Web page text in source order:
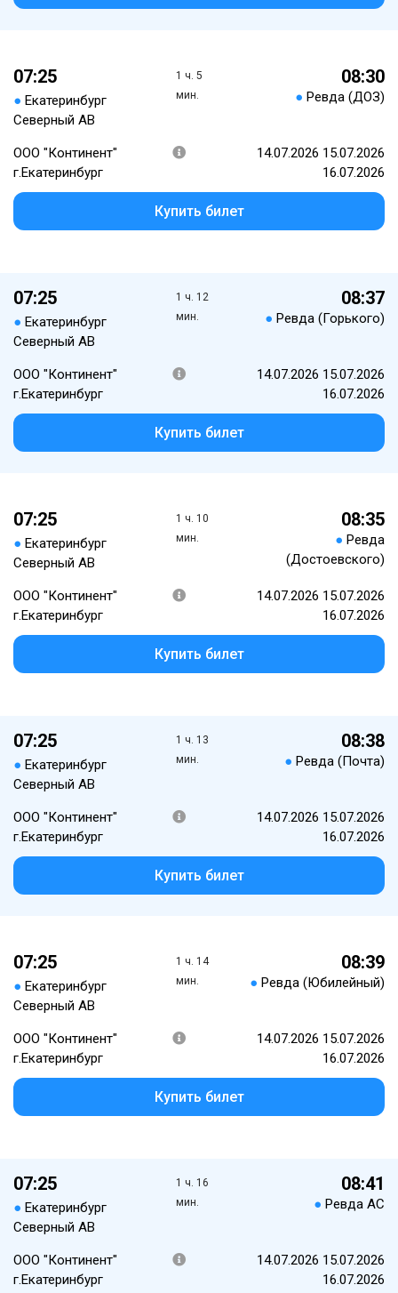
07:25
● Екатеринбург
Северный АВ
1 ч. 5
мин.
08:30
● Ревда (ДОЗ)
ООО "Континент"
г.Екатеринбург
14.07.2026 15.07.2026
16.07.2026
Купить билет
07:25
● Екатеринбург
Северный АВ
1 ч. 12
мин.
08:37
● Ревда (Горького)
ООО "Континент"
г.Екатеринбург
14.07.2026 15.07.2026
16.07.2026
Купить билет
07:25
● Екатеринбург
Северный АВ
1 ч. 10
мин.
08:35
● Ревда
(Достоевского)
ООО "Континент"
г.Екатеринбург
14.07.2026 15.07.2026
16.07.2026
Купить билет
07:25
● Екатеринбург
Северный АВ
1 ч. 13
мин.
08:38
● Ревда (Почта)
ООО "Континент"
г.Екатеринбург
14.07.2026 15.07.2026
16.07.2026
Купить билет
07:25
● Екатеринбург
Северный АВ
1 ч. 14
мин.
08:39
● Ревда (Юбилейный)
ООО "Континент"
г.Екатеринбург
14.07.2026 15.07.2026
16.07.2026
Купить билет
07:25
● Екатеринбург
Северный АВ
1 ч. 16
мин.
08:41
● Ревда АС
ООО "Континент"
г.Екатеринбург
14.07.2026 15.07.2026
16.07.2026